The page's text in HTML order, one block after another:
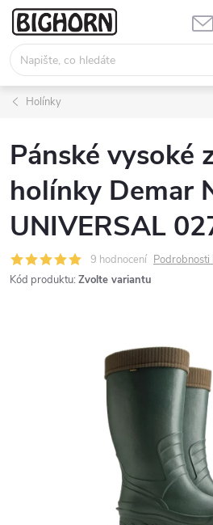
Přejít
obsah
Holínky
Pánské vysoké
holínky Demar
UNIVERSAL
9 hodnocení Podrobnosti
Kód produktu: Zvolte variantu